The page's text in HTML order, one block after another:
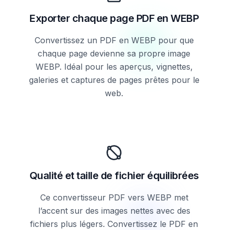
Exporter chaque page PDF en WEBP
Convertissez un PDF en WEBP pour que
chaque page devienne sa propre image
WEBP. Idéal pour les aperçus, vignettes,
galeries et captures de pages prêtes pour le
web.
Qualité et taille de fichier équilibrées
Ce convertisseur PDF vers WEBP met
l’accent sur des images nettes avec des
fichiers plus légers. Convertissez le PDF en